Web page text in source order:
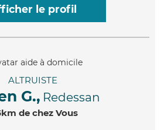
le profil
ALTRUISTE
G., Redessan
de chez Vous